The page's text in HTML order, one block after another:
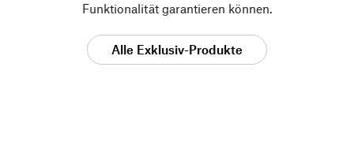
Funktionalität garantieren können.
Alle Exklusiv-Produkte